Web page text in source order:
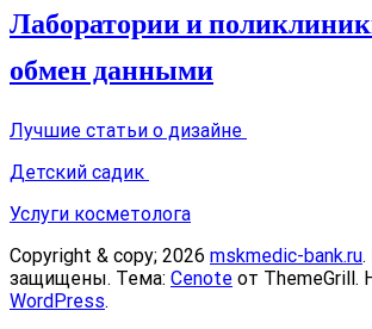
Лаборатории и
обмен данными
Лучшие статьи о дизайне
Детский садик
Услуги косметолога
Copyright & copy; 2026 mskmedic-bank.ru
защищены. Тема: Cenote от ThemeGrill.
WordPress.